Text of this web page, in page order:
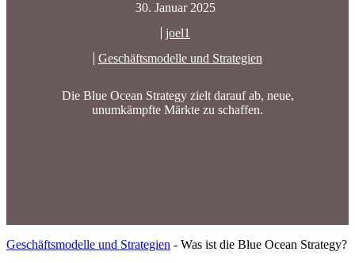
30. Januar 2025
joel1
Geschäftsmodelle und Strategien
Die Blue Ocean Strategy zielt darauf ab, neue,
unumkämpfte Märkte zu schaffen.
Geschäftsmodelle und Strategien - Was ist die Blue Ocean Strategy?